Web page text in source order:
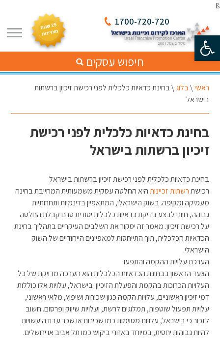
פתח סרגל נגישות
ß
1700-720-720
חיפוש עסקים
ראשי\בלוג \בחינת כדאיות כלכלית לפני רכישת זיכיון ברשתות
בישראל
בחינת כדאיות כלכלית לפני רכישת
זיכיון ברשתות בישראל
בחינת כדאיות כלכלית לפני רכישת זיכיון ברשתות בישראל
רכישתרשתות זכיינותהיא החלטה עסקית משמעותית המחייבת בחינה
מעמיקה ומקיפה. בשוק הישראלי, המתאפיין בדינמיות ותחרותיות
גבוהה, חיוני לבצע בדיקת כדאיות כלכלית יסודית טרם קבלת החלטה
על רכישת זיכיון. מאמר זה יסקור את השלבים העיקריים בתהליך בחינת
הכדאיות הכלכלית, תוך התייחסות למאפיינים הייחודיים של השוק
הישראלי.
הערכת עלויות ההקמה והתפעו
הצעד הראשון בבחינת הכדאיות הכלכלית הוא הערכה מדויקת של כל
העלויות הכרוכות בהקמת והפעלת הזיכיון. בישראל, עלויות אלו כוללות
דמי זיכיון ראשוניים, עלויות הקמה כגון שכירות ושיפוץ, מלאי ראשוני,
עלויות תפעול שוטפות, תמלוגים לרשת, ועלויות שיווק ופרסום. חשוב
לזכור כי בישראל, עלויות מסוימות כמו שכירות או שכר עבודה עשויות
להיות גבוהות יחסית, במיוחד באזורי ביקוש כמו תל אביב או ירושלים.